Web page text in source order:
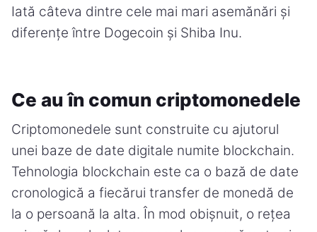
Iată câteva dintre cele mai mari asemănări și
diferențe între Dogecoin și Shiba Inu.
Ce au în comun criptomonedele
Criptomonedele sunt construite cu ajutorul
unei baze de date digitale numite blockchain.
Tehnologia blockchain este ca o bază de date
cronologică a fiecărui transfer de monedă de
la o persoană la alta. În mod obișnuit, o rețea